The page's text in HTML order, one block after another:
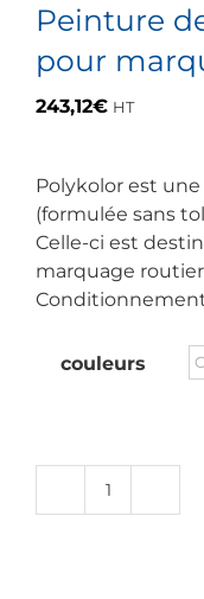
Peinture
pour
243,12€ HT
Polykolor est
(formulée sans
Celle-ci est
marquage
couleurs
quantité